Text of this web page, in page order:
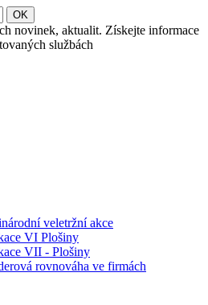
novinek, aktualit. Získejte informace
službách
veletržní akce
VI Plošiny
VII - Plošiny
rovnováha ve firmách